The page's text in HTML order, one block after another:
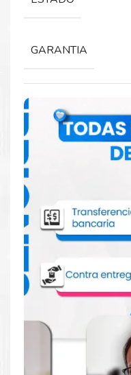
Comprar Kit
impresora HP
Aprovecha nuestra
productos. Tenemos
visítanos hoy para
impresoraHP, como la
Dónde comprar
GARANTIA